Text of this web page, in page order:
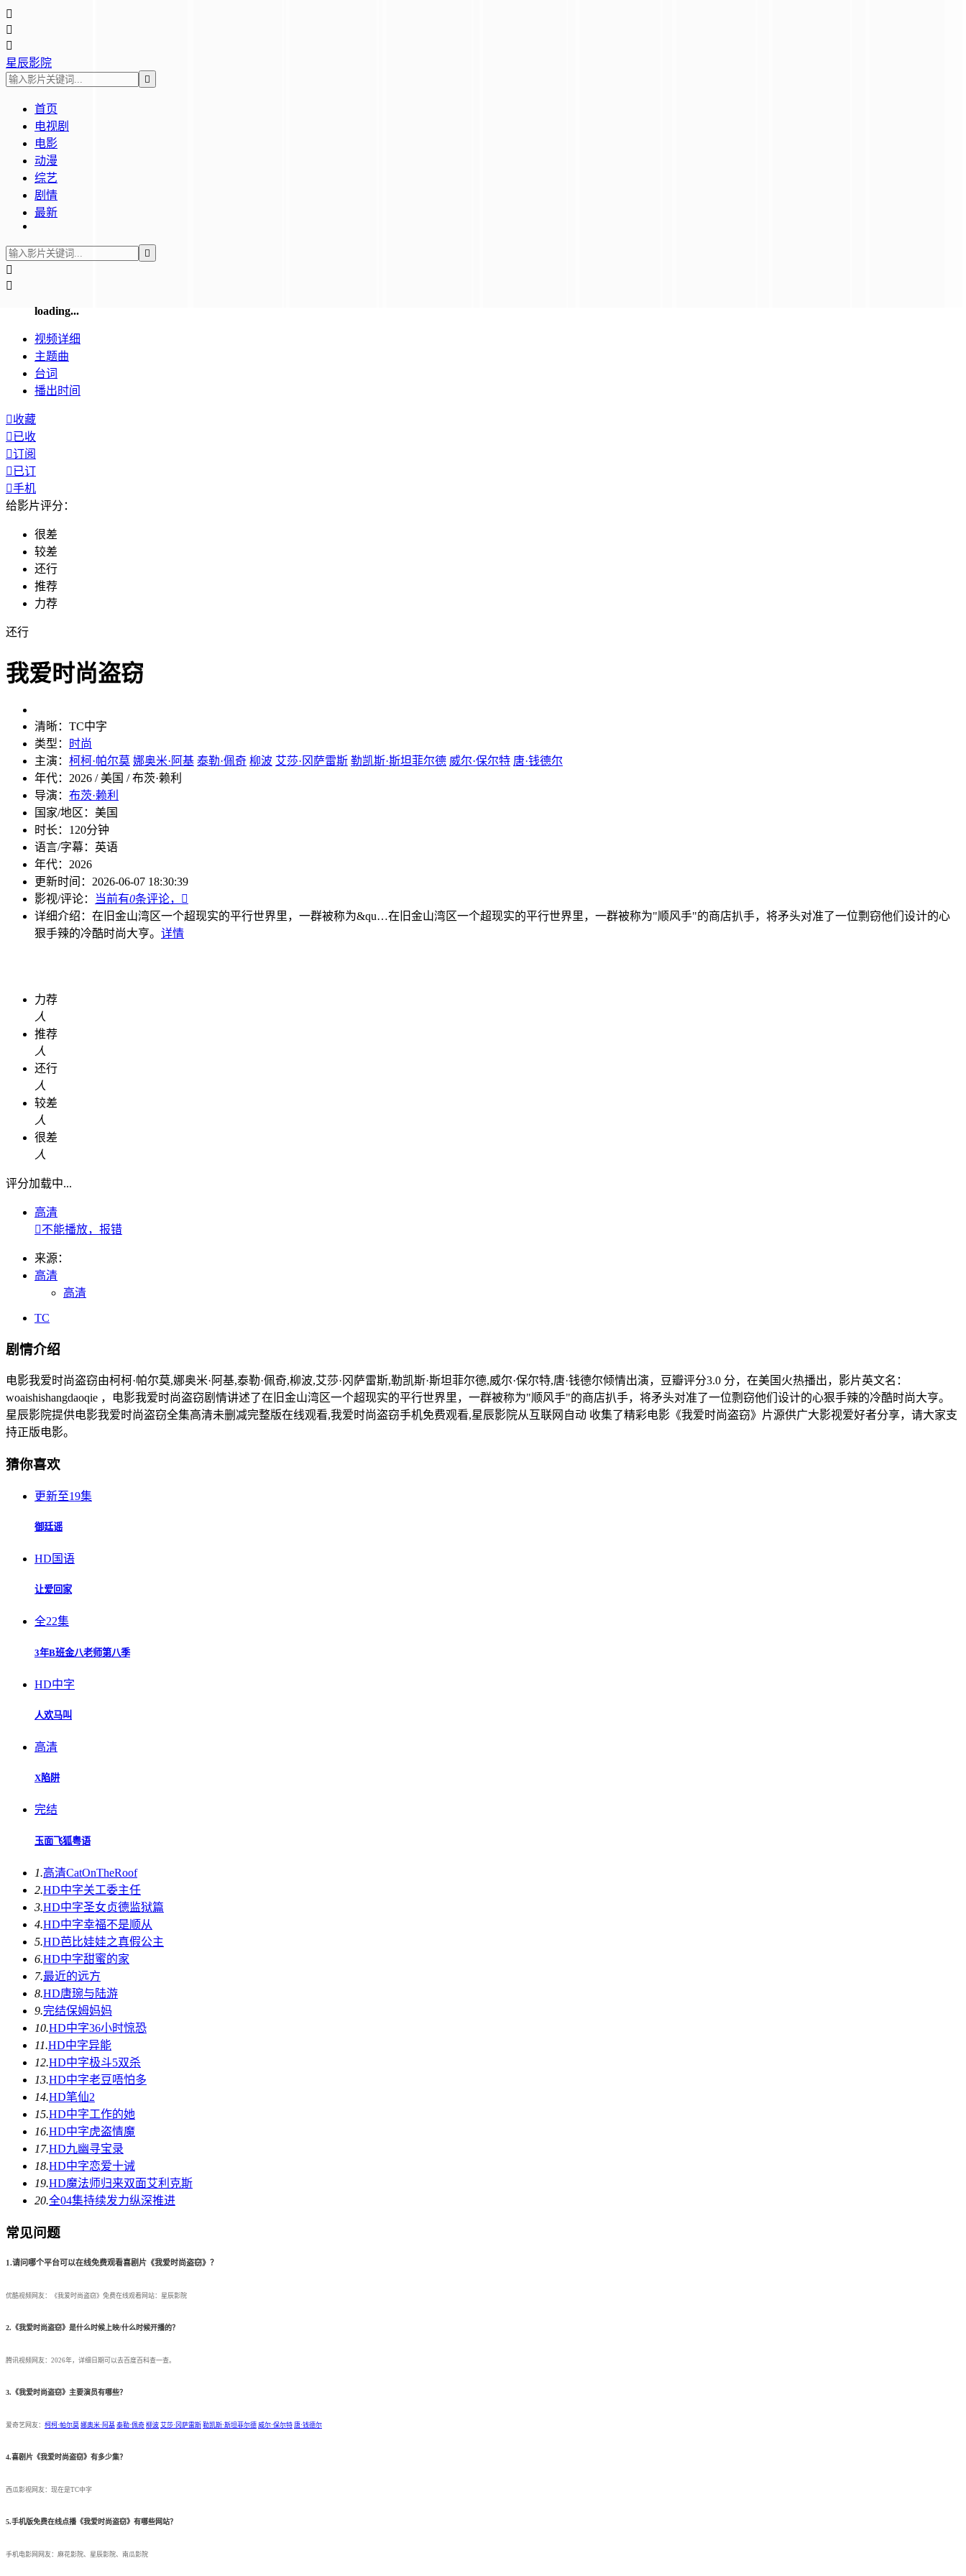



星辰影院

首页
电视剧
电影
动漫
综艺
剧情
最新



loading...
视频详细
主题曲
台词
播出时间
收藏
已收
订阅
已订
手机
给影片评分：
很差
较差
还行
推荐
力荐
还行
我爱时尚盗窃
清晰： TC中字
类型：
时尚
主演： 柯柯·帕尔莫 娜奥米·阿基 泰勒·佩奇 柳波 艾莎·冈萨雷斯 勒凯斯·斯坦菲尔德 威尔·保尔特 唐·钱德尔
年代： 2026 / 美国 / 布茨·赖利
导演： 布茨·赖利
国家/地区： 美国
时长： 120分钟
语言/字幕： 英语
年代： 2026
更新时间： 2026-06-07 18:30:39
影视/评论：
当前有0条评论，

详细介绍： 在旧金山湾区一个超现实的平行世界里，一群被称为&qu…在旧金山湾区一个超现实的平行世界里，一群被称为"顺风手"的商店扒手，将矛头对准了一位剽窃他们设计的心
狠手辣的冷酷时尚大亨。 详情
力荐
人
推荐
人
还行
人
较差
人
很差
人
评分加载中...
高清
不能播放，报错
来源：
高清
高清
TC
剧情介绍
电影我爱时尚盗窃由柯柯·帕尔莫,娜奥米·阿基,泰勒·佩奇,柳波,艾莎·冈萨雷斯,勒凯斯·斯坦菲尔德,威尔·保尔特,唐·钱德尔倾情出演，豆瓣评分3.0 分，在美国火热播出，影片英文名：
woaishishangdaoqie ，电影我爱时尚盗窃剧情讲述了在旧金山湾区一个超现实的平行世界里，一群被称为"顺风手"的商店扒手，将矛头对准了一位剽窃他们设计的心狠手辣的冷酷时尚大亨。
星辰影院提供电影我爱时尚盗窃全集高清未删减完整版在线观看,我爱时尚盗窃手机免费观看,星辰影院从互联网自动 收集了精彩电影《我爱时尚盗窃》片源供广大影视爱好者分享，请大家支
持正版电影。
猜你喜欢
更新至19集
御廷谣
HD国语
让爱回家
全22集
3年B班金八老师第八季
HD中字
人欢马叫
高清
X陷阱
完结
玉面飞狐粤语
1.高清CatOnTheRoof
2.HD中字关工委主任
3.HD中字圣女贞德监狱篇
4.HD中字幸福不是顺从
5.HD芭比娃娃之真假公主
6.HD中字甜蜜的家
7.最近的远方
8.HD唐琬与陆游
9.完结保姆妈妈
10.HD中字36小时惊恐
11.HD中字异能
12.HD中字极斗5双杀
13.HD中字老豆唔怕多
14.HD笔仙2
15.HD中字工作的她
16.HD中字虎盗情魔
17.HD九幽寻宝录
18.HD中字恋爱十诫
19.HD魔法师归来双面艾利克斯
20.全04集持续发力纵深推进
常见问题
1.请问哪个平台可以在线免费观看喜剧片《我爱时尚盗窃》？
优酷视频网友：《我爱时尚盗窃》免费在线观看网站：星辰影院
2.《我爱时尚盗窃》是什么时候上映/什么时候开播的？
腾讯视频网友：2026年，详细日期可以去百度百科查一查。
3.《我爱时尚盗窃》主要演员有哪些？
爱奇艺网友： 柯柯·帕尔莫 娜奥米·阿基 泰勒·佩奇 柳波 艾莎·冈萨雷斯 勒凯斯·斯坦菲尔德 威尔·保尔特 唐·钱德尔
4.喜剧片《我爱时尚盗窃》有多少集？
西瓜影视网友：现在是TC中字
5.手机版免费在线点播《我爱时尚盗窃》有哪些网站？
手机电影网网友：麻花影院、星辰影院、南瓜影院